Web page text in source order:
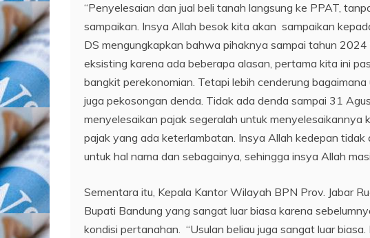
“Penyelesaian dan jual beli tanah langsung ke PPAT,
sampaikan. Insya Allah besok kita akan sampaikan
DS mengungkapkan bahwa pihaknya sampai tahun
eksisting karena ada beberapa alasan, pertama kita ini
bangkit perekonomian. Tetapi lebih cenderung
juga pekosongan denda. Tidak ada denda sampai 31
menyelesaikan pajak segeralah untuk menyelesaikannya
pajak yang ada keterlambatan. Insya Allah kedepan
untuk hal nama dan sebagainya, sehingga insya Allah
Sementara itu, Kepala Kantor Wilayah BPN Prov. Jabar
Bupati Bandung yang sangat luar biasa karena
kondisi pertanahan. “Usulan beliau juga sangat luar